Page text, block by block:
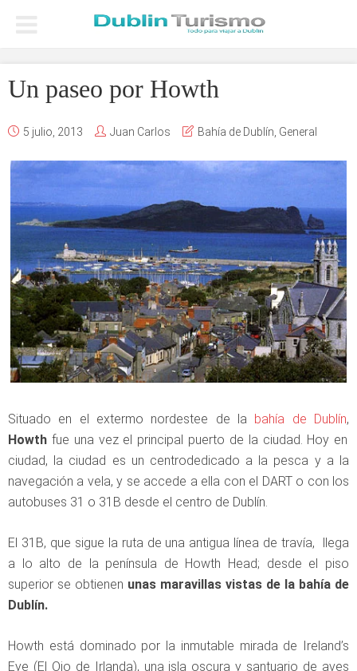
Un paseo por Howth
5 julio, 2013 Juan Carlos Bahía de Dublín General
Situado en el extermo nordestee de la bahía de Dublín,
Howth fue una vez el principal puerto de la ciudad. Hoy en
ciudad, la ciudad es un centrodedicado a la pesca y a la
navegación a vela, y se accede a ella con el DART o con los
autobuses 31 o 31B desde el centro de Dublín.
El 31B, que sigue la ruta de una antigua línea de travía, llega
a lo alto de la península de Howth Head; desde el piso
superior se obtienen unas maravillas vistas de la bahía de
Dublín.
Howth está dominado por la inmutable mirada de Ireland’s
Eye (El Ojo de Irlanda), una isla oscura y santuario de aves